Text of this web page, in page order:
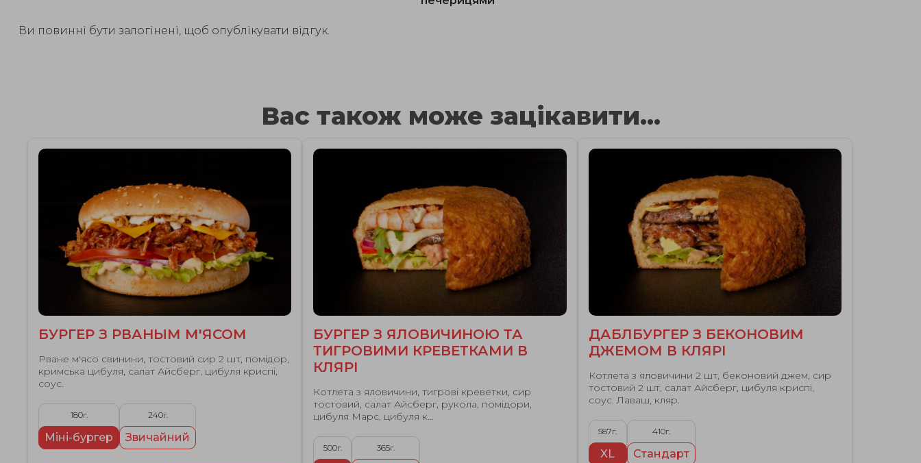
Ви повинні бути залогінені, щоб опублікувати відгук.
Вас також може зацікавити...
БУРГЕР З РВАНЫМ М'ЯСОМ
Рване м'ясо свинини, тостовий сир 2 шт, помідор,
кримська цибуля, салат Айсберг, цибуля криспі,
соус.
180г.
Міні-бургер
240г.
Звичайний
БУРГЕР З ЯЛОВИЧИНОЮ ТА
ТИГРОВИМИ КРЕВЕТКАМИ В
КЛЯРІ
Котлета з яловичини, тигрові креветки, сир
тостовий, салат Айсберг, рукола, помідори,
цибуля Марс, цибуля к...
500г. 365г.
ДАБЛБУРГЕР З БЕКОНОВИМ
ДЖЕМОМ В КЛЯРІ
Котлета з яловичини 2 шт, беконовий джем, сир
тостовий 2 шт, салат Айсберг, цибуля криспі,
соус. Лаваш, кляр.
587г.
XL
410г.
Стандарт